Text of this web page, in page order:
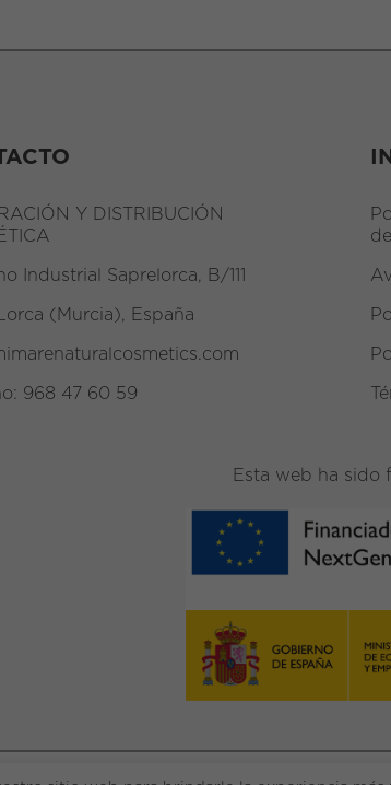
Y DISTRIBUCIÓN
Industrial Saprelorca, B/111
(Murcia), España
968 47 60 59
Esta web ha sido